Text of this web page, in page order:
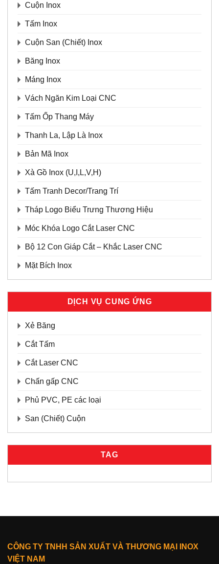
Cuộn Inox
Tấm Inox
Cuộn San (Chiết) Inox
Băng Inox
Máng Inox
Vách Ngăn Kim Loại CNC
Tấm Ốp Thang Máy
Thanh La, Lập Là Inox
Bản Mã Inox
Xà Gồ Inox (U,I,L,V,H)
Tấm Tranh Decor/Trang Trí
Tháp Logo Biểu Trưng Thương Hiệu
Móc Khóa Logo Cắt Laser CNC
Bộ 12 Con Giáp Cắt – Khắc Laser CNC
Mặt Bích Inox
DỊCH VỤ CUNG ỨNG
Xẻ Băng
Cắt Tấm
Cắt Laser CNC
Chấn gấp CNC
Phủ PVC, PE các loại
San (Chiết) Cuộn
TAG
CÔNG TY TNHH SẢN XUẤT VÀ THƯƠNG MẠI INOX
VIỆT NAM